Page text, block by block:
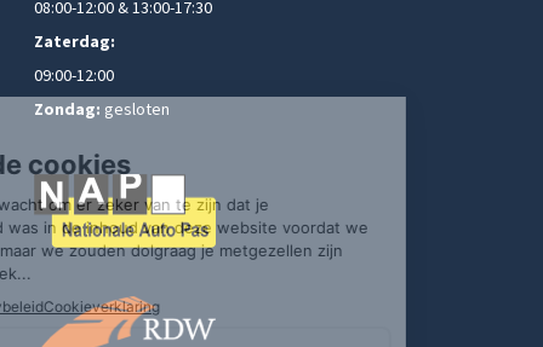
08:00-12:00 & 13:00-17:30
Zaterdag:
09:00-12:00
Zondag: gesloten